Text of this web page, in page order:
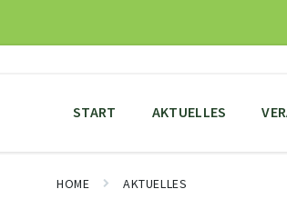
content
main
footer
START AKTUELLES
HOME AKTUELLES